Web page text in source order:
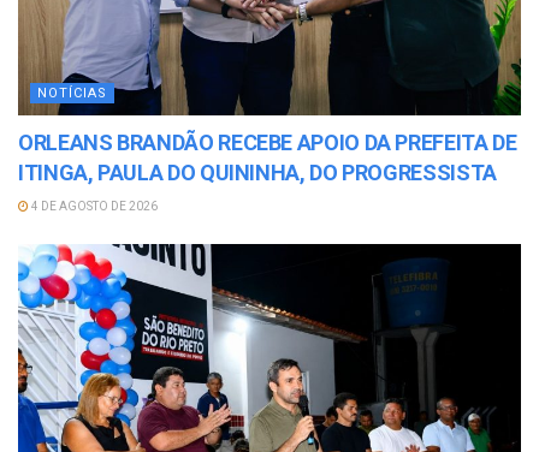
NOTÍCIAS
ORLEANS BRANDÃO RECEBE APOIO DA PREFEITA DE
ITINGA, PAULA DO QUININHA, DO PROGRESSISTA
4 DE AGOSTO DE 2026